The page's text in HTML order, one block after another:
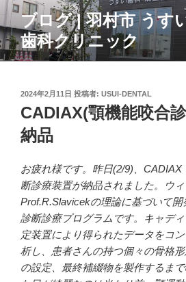
コ
ン
テ
ン
ブログ | 羽村市 うす
歯科クリニック
投
稿
日:
2024年2月11日 投稿者: USUI-DENTAL
CADIAX(顎機能咬合
納品
お疲れ様です。昨日(2/9)、
断診療装置が納品されました。ウ
Prof.R.Slavicekの理論に基づいて
診断診療プログラムです。キャデ
定装置により得られたデータをコ
析し、患者さんの持つ個々の骨格
の設定、最終補綴物を製作するま